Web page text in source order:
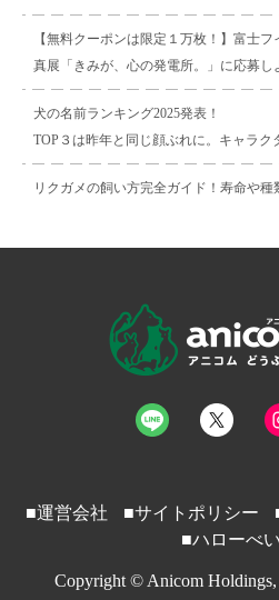
【無料クーポンは限定１万枚！】富士
真展「きみが、心の発電所。」に応募し
犬の名前ランキング2025発表！
TOP３は昨年と同じ顔ぶれに。キャラク
リクガメの飼い方完全ガイド！寿命や種
■運営会社 ■サイトポリシー
■ハローべ
Copyright © Anicom Holdings,